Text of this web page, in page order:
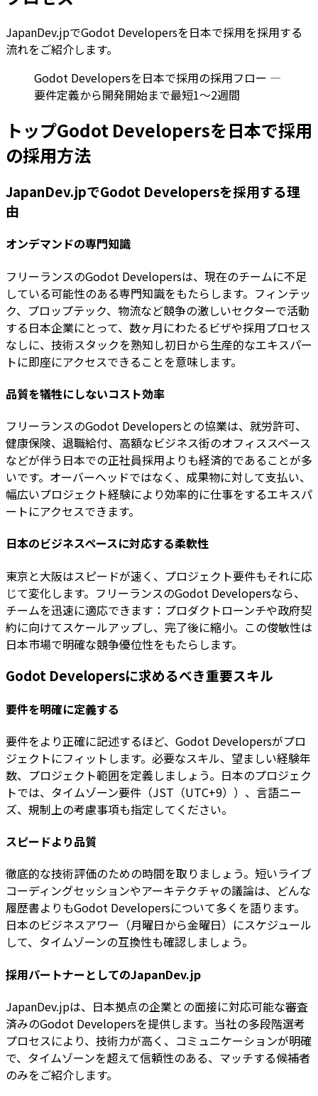
JapanDev.jpでGodot Developersを日本で採用を採用する
流れをご紹介します。
Godot Developersを日本で採用の採用フロー —
要件定義から開発開始まで最短1〜2週間
トップGodot Developersを日本で採用
の採用方法
JapanDev.jpでGodot Developersを採用する理
由
オンデマンドの専門知識
フリーランスのGodot Developersは、現在のチームに不足
している可能性のある専門知識をもたらします。フィンテッ
ク、プロップテック、物流など競争の激しいセクターで活動
する日本企業にとって、数ヶ月にわたるビザや採用プロセス
なしに、技術スタックを熟知し初日から生産的なエキスパー
トに即座にアクセスできることを意味します。
品質を犠牲にしないコスト効率
フリーランスのGodot Developersとの協業は、就労許可、
健康保険、退職給付、高額なビジネス街のオフィススペース
などが伴う日本での正社員採用よりも経済的であることが多
いです。オーバーヘッドではなく、成果物に対して支払い、
幅広いプロジェクト経験により効率的に仕事をするエキスパ
ートにアクセスできます。
日本のビジネスペースに対応する柔軟性
東京と大阪はスピードが速く、プロジェクト要件もそれに応
じて変化します。フリーランスのGodot Developersなら、
チームを迅速に適応できます：プロダクトローンチや政府契
約に向けてスケールアップし、完了後に縮小。この俊敏性は
日本市場で明確な競争優位性をもたらします。
Godot Developersに求めるべき重要スキル
要件を明確に定義する
要件をより正確に記述するほど、Godot Developersがプロ
ジェクトにフィットします。必要なスキル、望ましい経験年
数、プロジェクト範囲を定義しましょう。日本のプロジェク
トでは、タイムゾーン要件（JST（UTC+9））、言語ニー
ズ、規制上の考慮事項も指定してください。
スピードより品質
徹底的な技術評価のための時間を取りましょう。短いライブ
コーディングセッションやアーキテクチャの議論は、どんな
履歴書よりもGodot Developersについて多くを語ります。
日本のビジネスアワー（月曜日から金曜日）にスケジュール
して、タイムゾーンの互換性も確認しましょう。
採用パートナーとしてのJapanDev.jp
JapanDev.jpは、日本拠点の企業との面接に対応可能な審査
済みのGodot Developersを提供します。当社の多段階選考
プロセスにより、技術力が高く、コミュニケーションが明確
で、タイムゾーンを超えて信頼性のある、マッチする候補者
のみをご紹介します。